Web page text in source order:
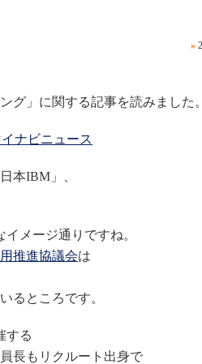
»
グ」に関する記事を読みました。
ナビニュース
本IBM」、
メージ通りですね。
推進協議会は
るところです。
する
長もリクルート出身で